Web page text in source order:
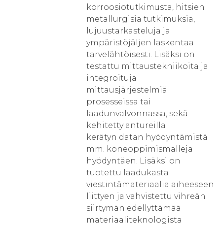
korroosiotutkimusta, hitsien
metallurgisia tutkimuksia,
lujuustarkasteluja ja
ympäristöjäljen laskentaa
tarvelähtöisesti. Lisäksi on
testattu mittaustekniikoita ja
integroituja
mittausjärjestelmiä
prosesseissa tai
laadunvalvonnassa, sekä
kehitetty antureilla
kerätyn datan hyödyntämistä
mm. koneoppimismalleja
hyödyntäen. Lisäksi on
tuotettu laadukasta
viestintämateriaalia aiheeseen
liittyen ja vahvistettu vihreän
siirtymän edellyttämää
materiaaliteknologista